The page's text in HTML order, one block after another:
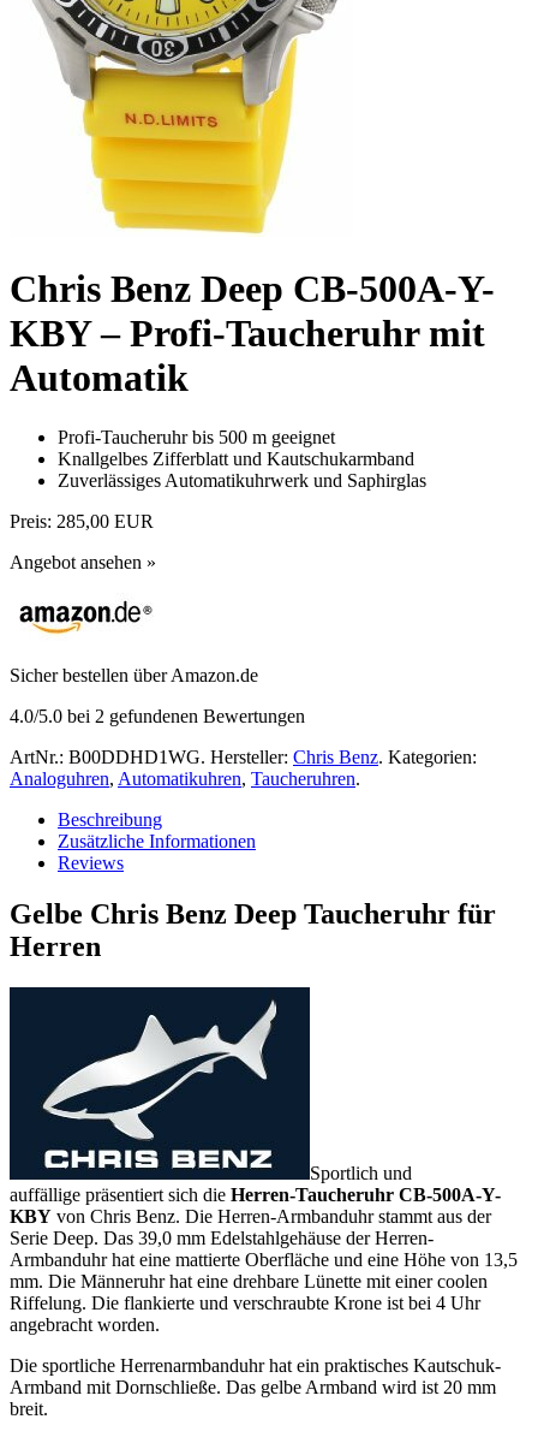
Chris Benz Deep CB-500A-Y-
KBY – Profi-Taucheruhr mit
Automatik
Profi-Taucheruhr bis 500 m geeignet
Knallgelbes Zifferblatt und Kautschukarmband
Zuverlässiges Automatikuhrwerk und Saphirglas
Preis: 285,00 EUR
Angebot ansehen »
Sicher bestellen über Amazon.de
4.0/5.0 bei 2 gefundenen Bewertungen
ArtNr.: B00DDHD1WG. Hersteller: Chris Benz. Kategorien:
Analoguhren, Automatikuhren, Taucheruhren.
Beschreibung
Zusätzliche Informationen
Reviews
Gelbe Chris Benz Deep Taucheruhr für
Herren
Sportlich und
auffällige präsentiert sich die Herren-Taucheruhr CB-500A-Y-
KBY von Chris Benz. Die Herren-Armbanduhr stammt aus der
Serie Deep. Das 39,0 mm Edelstahlgehäuse der Herren-
Armbanduhr hat eine mattierte Oberfläche und eine Höhe von 13,5
mm. Die Männeruhr hat eine drehbare Lünette mit einer coolen
Riffelung. Die flankierte und verschraubte Krone ist bei 4 Uhr
angebracht worden.
Die sportliche Herrenarmbanduhr hat ein praktisches Kautschuk-
Armband mit Dornschließe. Das gelbe Armband wird ist 20 mm
breit.